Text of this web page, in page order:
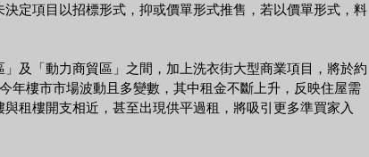
定項目以招標形式，抑或價單形式推售，若以價單形式，料
及「動力商貿區」之間，加上洗衣街大型商業項目，將於約
年樓市市場波動且多變數，其中租金不斷上升，反映住屋需
租樓開支相近，甚至出現供平過租，將吸引更多準買家入